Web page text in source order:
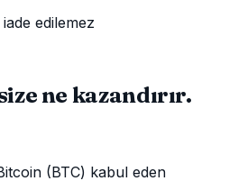
iade edilemez
ne kazandırır.
(BTC) kabul eden